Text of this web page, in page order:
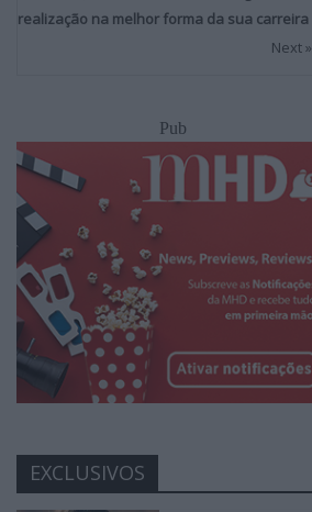
realização na melhor forma da sua carreira
Next »
Pub
EXCLUSIVOS